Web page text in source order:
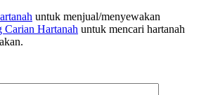
untuk menjual/menyewakan
Carian Hartanah untuk mencari hartanah